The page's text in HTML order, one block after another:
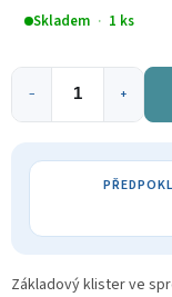
Měrná
cena:
Skladem 1 ks
+
−
Základový klister ve